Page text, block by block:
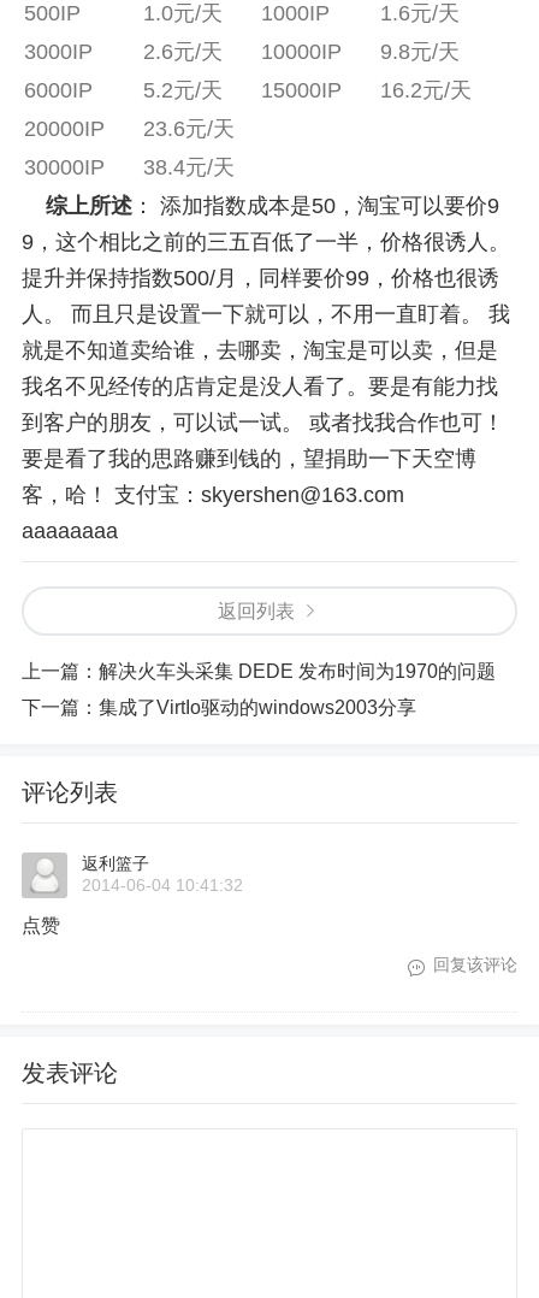
500IP
1.0元/天 1000IP
1.6元/天
3000IP
2.6元/天 10000IP
9.8元/天
6000IP
5.2元/天 15000IP
16.2元/天
20000IP
23.6元/天
30000IP
38.4元/天
综上所述 ： 添加指数成本是50，淘宝可以要价9
9，这个相比之前的三五百低了一半，价格很诱人。
提升并保持指数500/月，同样要价99，价格也很诱
人。 而且只是设置一下就可以，不用一直盯着。 我
就是不知道卖给谁，去哪卖，淘宝是可以卖，但是
我名不见经传的店肯定是没人看了。要是有能力找
到客户的朋友，可以试一试。 或者找我合作也可！
要是看了我的思路赚到钱的，望捐助一下天空博
客，哈！ 支付宝：skyershen@163.com
aaaaaaaa
返回列表
上一篇： 解决火车头采集 DEDE 发布时间为1970的问题
下一篇： 集成了VirtIo驱动的windows2003分享
评论列表
返利篮子
2014-06-04 10:41:32
点赞
回复该评论
发表评论